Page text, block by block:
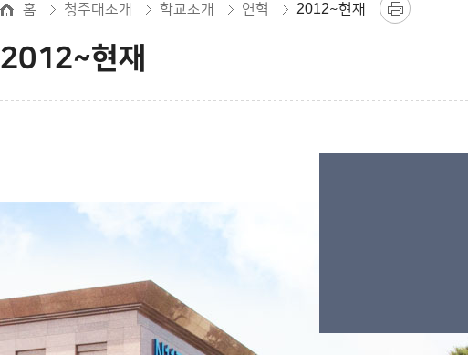
홈 청주대소개 학교소개 연혁 2012~현재
2012~현재